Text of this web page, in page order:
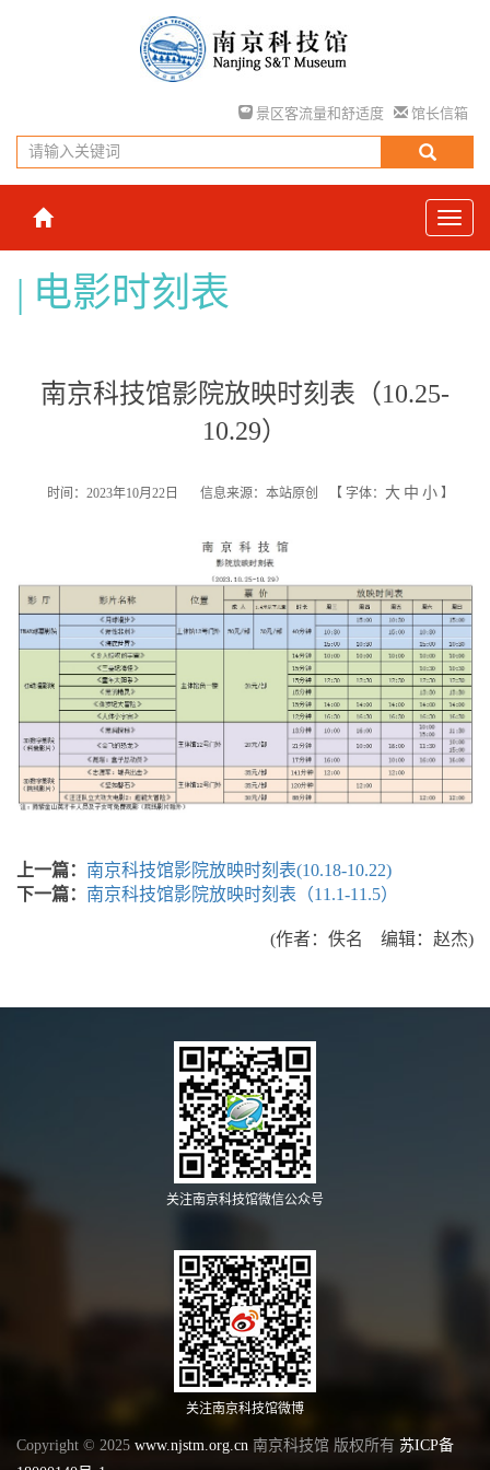
景区客流量和舒适度 馆长信箱
电影时刻表
南京科技馆影院放映时刻表（10.25-
10.29）
时间：2023年10月22日 信息来源：本站原创 【 字体： 大 中 小 】
上一篇： 南京科技馆影院放映时刻表(10.18-10.22)
下一篇： 南京科技馆影院放映时刻表（11.1-11.5）
(作者：佚名 编辑：赵杰)
关注南京科技馆微信公众号
关注南京科技馆微博
Copyright © 2025 www.njstm.org.cn 南京科技馆 版权所有 苏ICP备